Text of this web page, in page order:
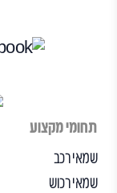
תחומי מקצוע
שמאי רכב
שמאי רכוש